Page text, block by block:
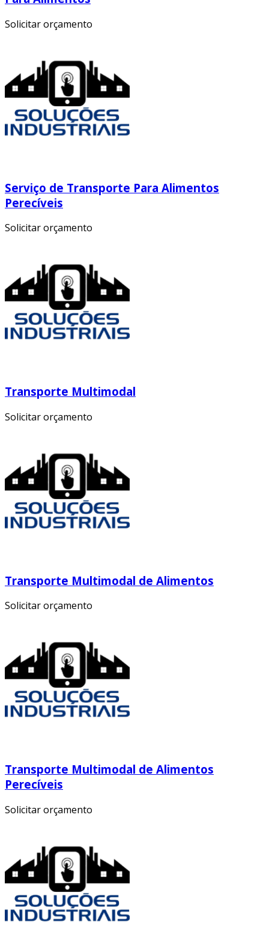
Solicitar orçamento
Serviço de Transporte Para Alimentos
Perecíveis
Solicitar orçamento
Transporte Multimodal
Solicitar orçamento
Transporte Multimodal de Alimentos
Solicitar orçamento
Transporte Multimodal de Alimentos
Perecíveis
Solicitar orçamento